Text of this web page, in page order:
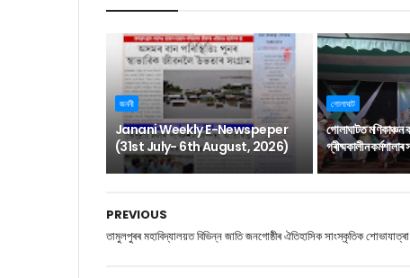
জননী
Janani Weekly E-Newspeper
(31st July- 6th August, 2026)
গোলাঘাট
গোলাঘাটত
গ্ৰীষ্মকালীন
PREVIOUS
তামুলপুৰৰ মহাবিদ্যালয়ত বিভিন্ন জাতি জনগোষ্ঠীৰ ঐতিহাসিক সাংস্কৃতিক